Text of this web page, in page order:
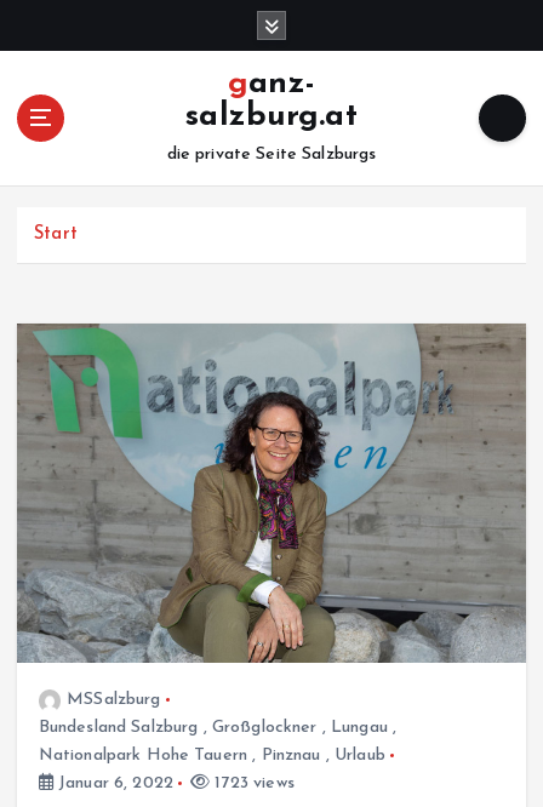
ganz-
salzburg.at
die private Seite Salzburgs
Start
MSSalzburg
Bundesland Salzburg , Großglockner , Lungau ,
Nationalpark Hohe Tauern , Pinznau , Urlaub
Januar 6, 2022
1723 views